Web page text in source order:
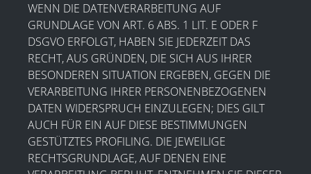
WENN DIE DATENVERARBEITUNG AUF
GRUNDLAGE VON ART. 6 ABS. 1 LIT. E ODER F
DSGVO ERFOLGT, HABEN SIE JEDERZEIT DAS
RECHT, AUS GRÜNDEN, DIE SICH AUS IHRER
BESONDEREN SITUATION ERGEBEN, GEGEN DIE
VERARBEITUNG IHRER PERSONENBEZOGENEN
DATEN WIDERSPRUCH EINZULEGEN; DIES GILT
AUCH FÜR EIN AUF DIESE BESTIMMUNGEN
GESTÜTZTES PROFILING. DIE JEWEILIGE
RECHTSGRUNDLAGE, AUF DENEN EINE